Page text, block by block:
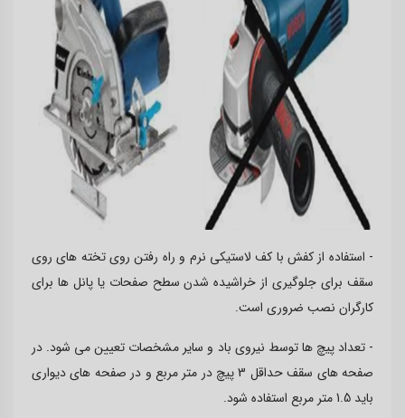
- استفاده از کفش با کف لاستیکی نرم و راه رفتن روی تخته های روی
سقف برای جلوگیری از خراشیده شدن سطح صفحات یا پانل ها برای
کارگران نصب ضروری است.
- تعداد پیچ ها توسط نیروی باد و سایر مشخصات تعیین می شود. در
صفحه های سقف حداقل 3 پیچ در متر مربع و در صفحه های دیواری
باید 1.5 متر مربع استفاده شود.